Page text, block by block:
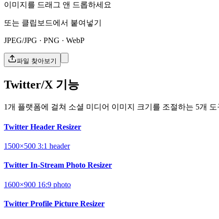
이미지를 드래그 앤 드롭하세요
또는 클립보드에서 붙여넣기
JPEG/JPG · PNG · WebP
파일 찾아보기
Twitter/X 기능
1개 플랫폼에 걸쳐 소셜 미디어 이미지 크기를 조절하는 5개 도
Twitter Header Resizer
1500×500 3:1 header
Twitter In-Stream Photo Resizer
1600×900 16:9 photo
Twitter Profile Picture Resizer